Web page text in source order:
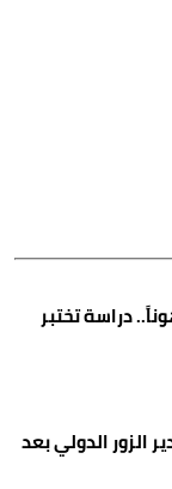
دراسة تختبر
الزور الدولي بعد